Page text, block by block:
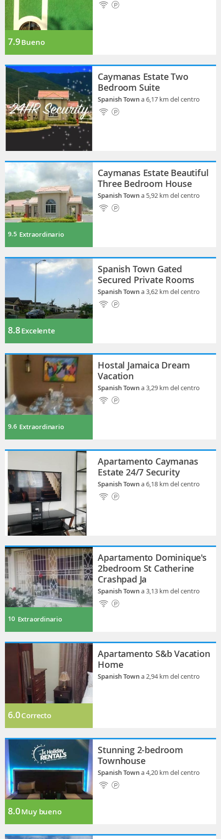
7.9Bueno
Caymanas Estate Two
Bedroom Suite
Spanish Towna 6,17 km del centro
9.5 Extraordinario
Caymanas Estate Beautiful
Three Bedroom House
Spanish Towna 5,92 km del centro
8.8Excelente
Spanish Town Gated
Secured Private Rooms
Spanish Towna 3,62 km del centro
9.6 Extraordinario
Hostal Jamaica Dream
Vacation
Spanish Towna 3,29 km del centro
Apartamento Caymanas
Estate 24/7 Security
Spanish Towna 6,18 km del centro
10 Extraordinario
Apartamento Dominique's
2bedroom St Catherine
Crashpad Ja
Spanish Towna 3,13 km del centro
6.0Correcto
Apartamento S&b Vacation
Home
Spanish Towna 2,94 km del centro
8.0Muy bueno
Stunning 2-bedroom
Townhouse
Spanish Towna 4,20 km del centro